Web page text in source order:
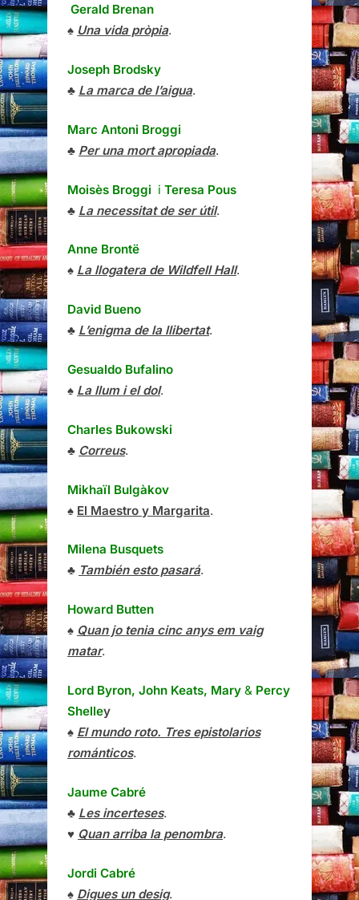
Gerald Brenan
♠ Una vida pròpia.
Joseph Brodsky
♣ La marca de l’aigua.
Marc Antoni Broggi
♣ Per una mort apropiada.
Moisès Broggi i Teresa Pous
♣ La necessitat de ser útil.
Anne Brontë
♠ La llogatera de Wildfell Hall.
David Bueno
♣ L’enigma de la llibertat.
Gesualdo Bufalino
♠ La llum i el dol.
Charles Bukowski
♣ Correus.
Mikhaïl Bulgàkov
♠ El Maestro y Margarita.
Milena Busquets
♣ También esto pasará.
Howard Butten
♠ Quan jo tenia cinc anys em vaig
matar.
Lord Byron, John Keats, Mary & Percy
Shelley
♠ El mundo roto. Tres epistolarios
románticos.
Jaume Cabré
♣ Les incerteses.
♥ Quan arriba la penombra.
Jordi Cabré
♠ Digues un desig.